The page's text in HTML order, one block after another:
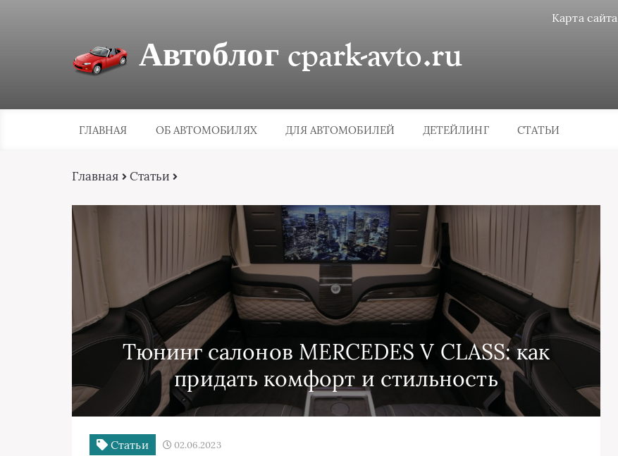
Карта сайта
Автоблог cpark-avto.ru
ГЛАВНАЯ ОБ АВТОМОБИЛЯХ ДЛЯ АВТОМОБИЛЕЙ ДЕТЕЙЛИНГ СТАТЬИ
Главная Статьи
Тюнинг салонов MERCEDES V CLASS: как
придать комфорт и стильность
Статьи 02.06.2023